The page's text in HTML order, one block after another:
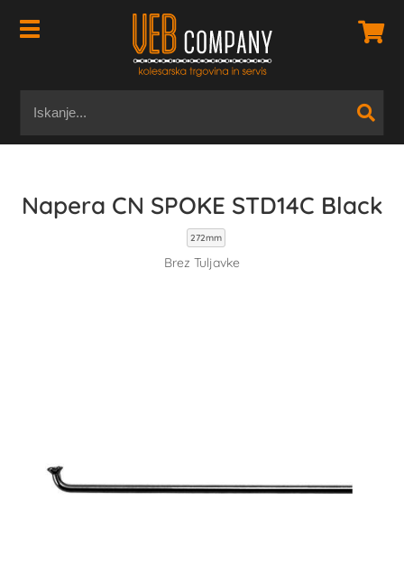
Napera CN SPOKE STD14C Black
272mm
Brez Tuljavke